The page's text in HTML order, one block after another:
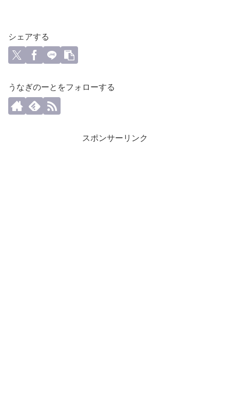
シェアする
うなぎのーとをフォローする
スポンサーリンク